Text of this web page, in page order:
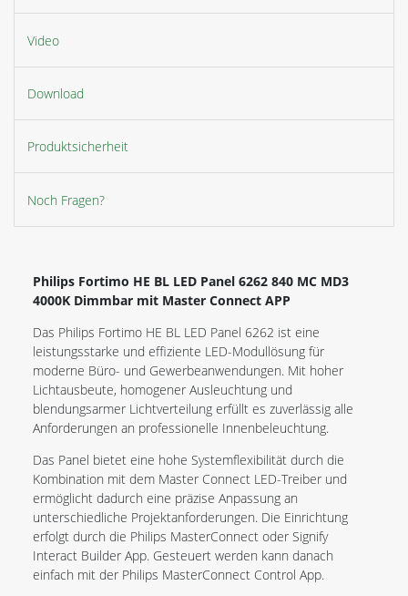
Video
Download
Produktsicherheit
Noch Fragen?
Philips Fortimo HE BL LED Panel 6262 840 MC MD3
4000K Dimmbar mit Master Connect APP
Das Philips Fortimo HE BL LED Panel 6262 ist eine
leistungsstarke und effiziente LED-Modullösung für
moderne Büro- und Gewerbeanwendungen. Mit hoher
Lichtausbeute, homogener Ausleuchtung und
blendungsarmer Lichtverteilung erfüllt es zuverlässig alle
Anforderungen an professionelle Innenbeleuchtung.
Das Panel bietet eine hohe Systemflexibilität durch die
Kombination mit dem Master Connect LED-Treiber und
ermöglicht dadurch eine präzise Anpassung an
unterschiedliche Projektanforderungen. Die Einrichtung
erfolgt durch die Philips MasterConnect oder Signify
Interact Builder App. Gesteuert werden kann danach
einfach mit der Philips MasterConnect Control App.